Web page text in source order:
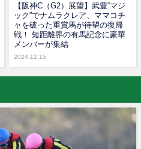
【阪神C（G2）展望】武豊“マジ
ック”でナムラクレア、ママコチ
ャを破った重賞馬が待望の復帰
戦！ 短距離界の有馬記念に豪華
メンバーが集結
2024.12.15